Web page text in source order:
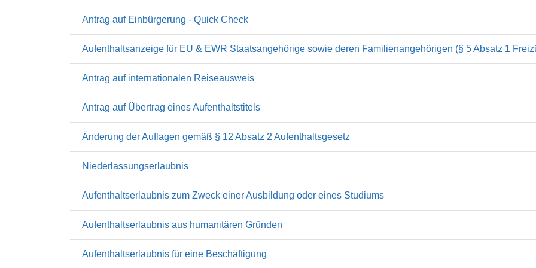
Antrag auf Einbürgerung - Quick Check
Aufenthaltsanzeige für EU & EWR Staatsangehörige sowie deren Familienangehörigen (§ 5 Absatz 1
Antrag auf internationalen Reiseausweis
Antrag auf Übertrag eines Aufenthaltstitels
Änderung der Auflagen gemäß § 12 Absatz 2 Aufenthaltsgesetz
Niederlassungserlaubnis
Aufenthaltserlaubnis zum Zweck einer Ausbildung oder eines Studiums
Aufenthaltserlaubnis aus humanitären Gründen
Aufenthaltserlaubnis für eine Beschäftigung